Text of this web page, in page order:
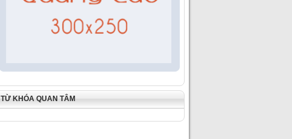
TỪ KHÓA QUAN TÂM